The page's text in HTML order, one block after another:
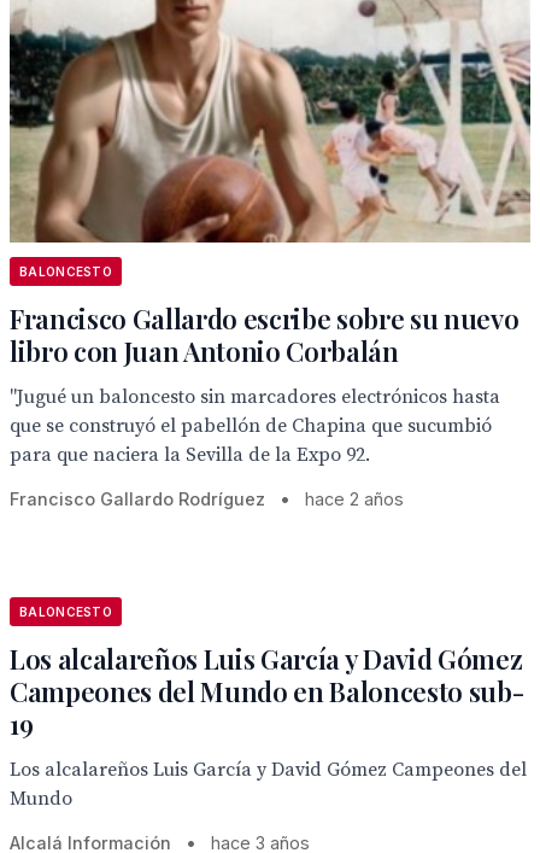
BALONCESTO
Francisco Gallardo escribe sobre su nuevo
libro con Juan Antonio Corbalán
"Jugué un baloncesto sin marcadores electrónicos hasta
que se construyó el pabellón de Chapina que sucumbió
para que naciera la Sevilla de la Expo 92.
Francisco Gallardo Rodríguez • hace 2 años
BALONCESTO
Los alcalareños Luis García y David Gómez
Campeones del Mundo en Baloncesto sub-
19
Los alcalareños Luis García y David Gómez Campeones del
Mundo
Alcalá Información • hace 3 años